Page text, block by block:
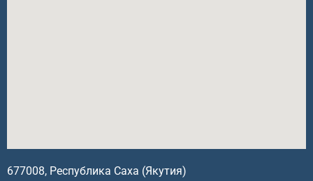
677008, Республика Саха (Якутия)